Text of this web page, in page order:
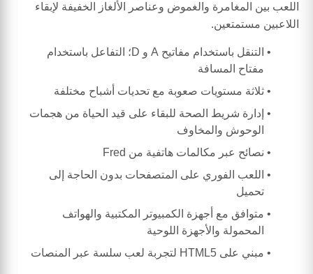
اللعب بين المغامرة والغموض وعناصر الألغاز الخفيفة لإبقاء
اللاعبين مستمتعين.
التنقل باستخدام مفاتيح A و D؛ التفاعل باستخدام
مفتاح المسافة
ثلاثة مستويات صعوبة مع تحديات أشباح مختلفة
إدارة شريط الصحة للبقاء على قيد الحياة من هجمات
الوحوش والمخاوف
نصائح عبر مكالمات هاتفية من Fred
اللعب الفوري على المتصفحات بدون الحاجة إلى
تحميل
متوافق مع أجهزة الكمبيوتر المكتبية والهواتف
المحمولة والأجهزة اللوحية
مبني على HTML5 لتجربة لعب سلسة عبر المنصات